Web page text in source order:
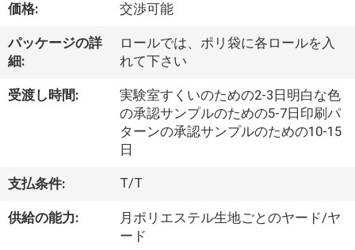
に
つ
い
工
場
価格: 交渉可能
パッケージの詳
細:
ロールでは、ポリ袋に各ロールを入
れて下さい
受渡し時間:
実験室すくいのための2-3日明白な色
の承認サンプルのための5-7日印刷パ
ターンの承認サンプルのための10-15
日
支払条件: T/T
供給の能力:
月ポリエステル生地ごとのヤード/ヤ
ード